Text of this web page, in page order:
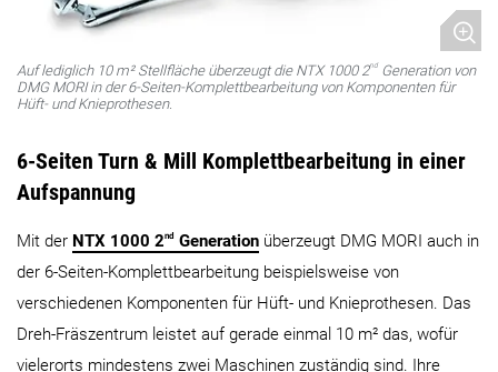
Auf lediglich 10 m² Stellfläche überzeugt die NTX 1000 2nd Generation von
DMG MORI in der 6-Seiten-Komplettbearbeitung von Komponenten für
Hüft- und Knieprothesen.
6-Seiten Turn & Mill Komplettbearbeitung in einer
Aufspannung
Mit der NTX 1000 2nd Generation überzeugt DMG MORI auch in
der 6-Seiten-Komplettbearbeitung beispielsweise von
verschiedenen Komponenten für Hüft- und Knieprothesen. Das
Dreh-Fräszentrum leistet auf gerade einmal 10 m² das, wofür
vielerorts mindestens zwei Maschinen zuständig sind. Ihre